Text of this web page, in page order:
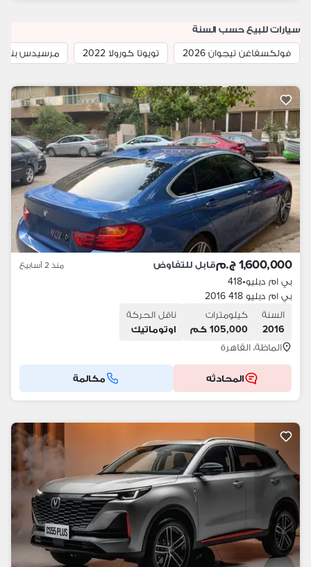
سيارات للبيع حسب السنة
فولكسفاغن تيجوان 2026
تويوتا كورولا 2022 مرسيدس بنز E كلاس 2025
1,600,000 ج.م قابل للتفاوض منذ 2 أسابيع
بي ام دبليو•
418
بي ام دبليو 418 2016
السنة
2016
كيلومترات
105,000 كم
ناقل الحركة
اوتوماتيك
الماظة، القاهرة
المحادثه مكالمة